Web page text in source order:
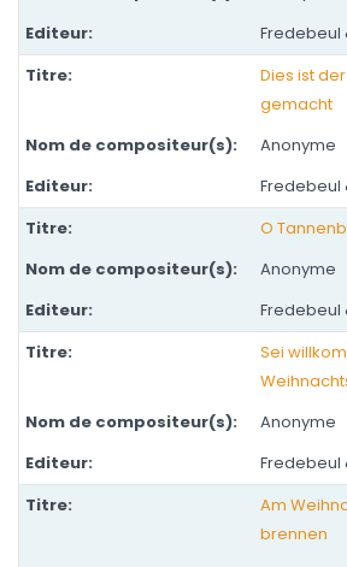
Fredebeul
Dies ist
gemacht
Anonyme
Fredebeul
O
Anonyme
Fredebeul
Sei
Anonyme
Fredebeul
Am
brennen